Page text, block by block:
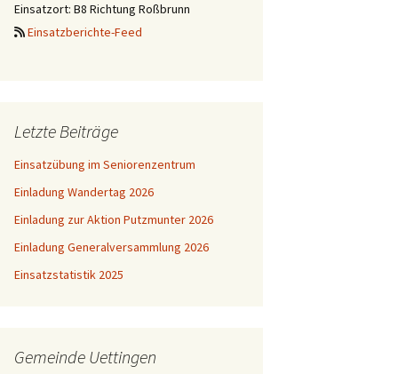
Einsatzort: B8 Richtung Roßbrunn
Einsatzberichte-Feed
Letzte Beiträge
Einsatzübung im Seniorenzentrum
Einladung Wandertag 2026
Einladung zur Aktion Putzmunter 2026
Einladung Generalversammlung 2026
Einsatzstatistik 2025
Gemeinde Uettingen